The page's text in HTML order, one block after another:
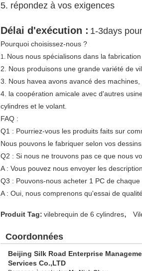
5. répondez à vos exigences
Délai d'exécution : 1-3days
Pourquoi choisissez-nous ?
1. Nous nous spécialisons dans la
2. Nous produisons une grande variété de
3. Nous havea avons avancé des
4. la coopération amicale avec d'autres
cylindres et le volant.
FAQ :
Q1 : Pourriez-vous les produits faits sur
Nous pouvons le fabriquer selon vos
Q2 : Si nous ne trouvons pas ce que nous
A : Vous pouvez nous envoyer les
Q3 : Pouvons-nous acheter 1 PC de
A : Oui, nous comprenons qu'essai de
Produit Tag: vilebrequin de 6 cylindres,
Coordonnées
Beijing Silk Road Enterprise
Services Co.,LTD